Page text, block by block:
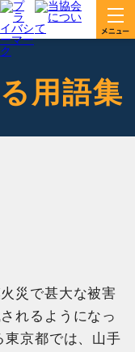
用語集
災で甚大な被害
れるようになっ
東京都では、山手